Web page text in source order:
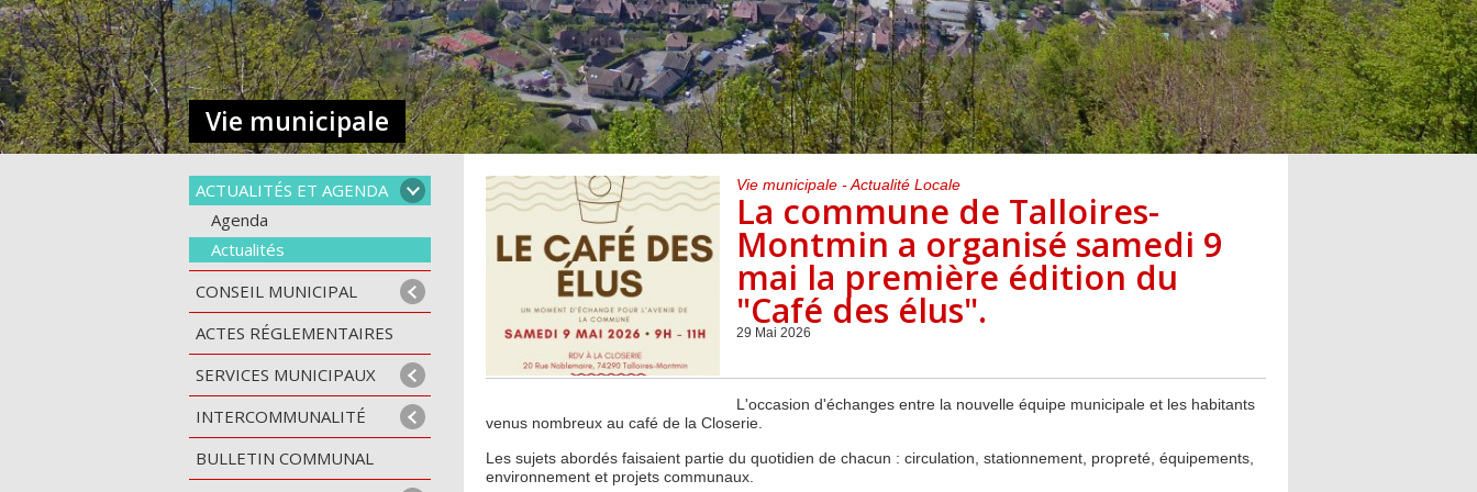
Centre de loisirs et
périscolaire
Mercredis
périscolaire
Vacances scolaires
Subventions
ACTUALITÉS ET AGENDA
Agenda
Actualités
CONSEIL MUNICIPAL
ACTES RÉGLEMENTAIRES
SERVICES MUNICIPAUX
INTERCOMMUNALITÉ
BULLETIN COMMUNAL
Vie municipale
Vie municipale - Actualité Locale
La commune de Talloires-
Montmin a organisé samedi 9
mai la première édition du
"Café des élus".
29 Mai 2026
L'occasion d'échanges entre la nouvelle équipe municipale et les habitants
venus nombreux au café de la Closerie.
Les sujets abordés faisaient partie du quotidien de chacun : circulation, stationnement, propreté, équipements,
environnement et projets communaux.